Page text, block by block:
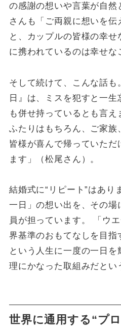
の感謝の想いや言葉が自然
さんも「ご両親に想いを伝
と、カップルの皆様の幸
に携われているのは幸せな
そして続けて、こんな話も
日』は、ミスを犯すと一
も併せ持っているとも言
ふたりはもちろん、ご家族
皆様が喜んで帰っていた
ます」（松尾さん）。
結婚式に“リピート”はあり
一日」の想い出を、その場
員が担っています。 「ウ
界基準のおもてなしを目
という人生に一度の一日
理にかなった取組みだとい
世界に通用する“プ